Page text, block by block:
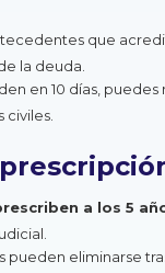
que
la deuda.
en 10 días, puedes
civiles.
a los 5
pueden eliminarse